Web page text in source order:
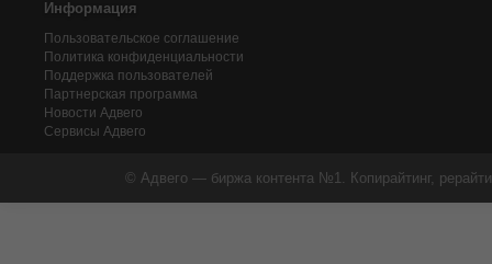
Информация
Пользовательское соглашение
Политика конфиденциальности
Поддержка пользователей
Партнерская программа
Новости Адвего
Сервисы Адвего
© Адвего — биржа контента №1. Копирайтинг,